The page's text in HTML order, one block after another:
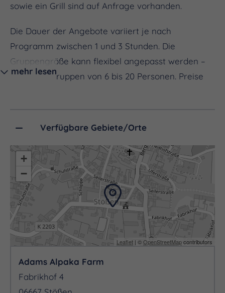
sowie ein Grill sind auf Anfrage vorhanden.
Die Dauer der Angebote variiert je nach
Programm zwischen 1 und 3 Stunden. Die
Gruppengröße kann flexibel angepasst werden –
ideal sind Gruppen von 6 bis 20 Personen. Preise
mehr lesen
Verfügbare Gebiete/Orte
+
−
Leaflet | ©OpenStreetMapcontributors
Adams Alpaka Farm
Fabrikhof 4